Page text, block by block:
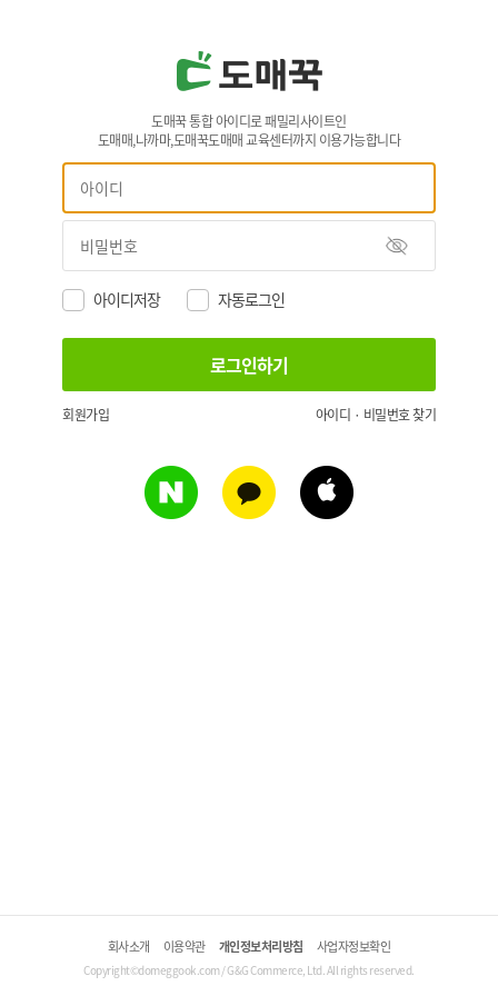
도매꾹 통합 아이디로 패밀리사이트인
도매매,나까마,도매꾹도매매 교육센터까지 이용가능합니다
아이디저장 자동로그인
회원가입 아이디 · 비밀번호 찾기
회사소개 이용약관 개인정보처리방침 사업자정보확인
Copyright©domeggook.com / G&G Commerce, Ltd. All rights reserved.